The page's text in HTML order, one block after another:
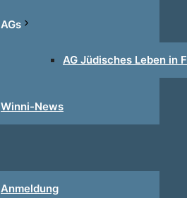
AGs
AG Jüdisches Leben in
Winni-News
Anmeldung